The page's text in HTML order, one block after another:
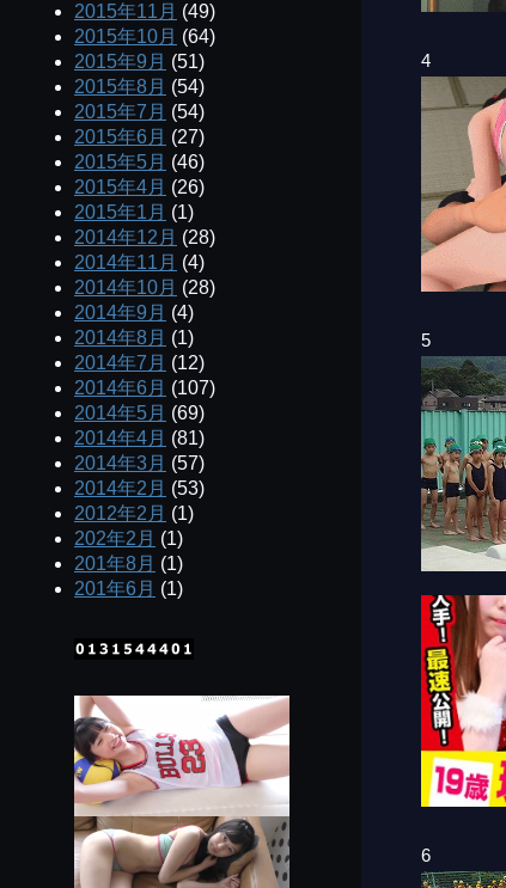
4
5
6
2015年11月 (49)
2015年10月 (64)
2015年9月 (51)
2015年8月 (54)
2015年7月 (54)
2015年6月 (27)
2015年5月 (46)
2015年4月 (26)
2015年1月 (1)
2014年12月 (28)
2014年11月 (4)
2014年10月 (28)
2014年9月 (4)
2014年8月 (1)
2014年7月 (12)
2014年6月 (107)
2014年5月 (69)
2014年4月 (81)
2014年3月 (57)
2014年2月 (53)
2012年2月 (1)
202年2月 (1)
201年8月 (1)
201年6月 (1)